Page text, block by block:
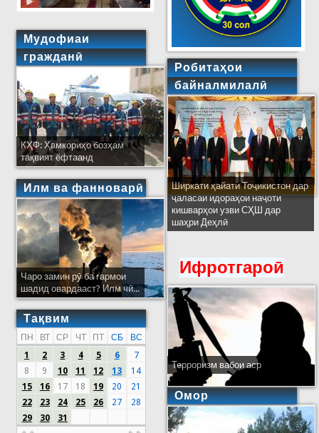
Мудофиаи
гражданӣ
КҲФ: Ҳамкориҳо бозҳам
тақвият ёфтаанд
Илм ва фанноварӣ
Чаро замин рӯ ба гармои
шадид овардааст? Илм чӣ...
Тақвим
ПН ВТ СР ЧТ ПТ СБ
ВС
1
2 3 4 5 6
7
8
9 10 11 12 13
14
15
16 17 18 19 20
21
22
23 24 25 26 27
28
29
30 31
Робитаҳои
байналмилалӣ
Ширкати ҳайати Тоҷикистон дар
ҷаласаи идораҳои наҷоти
кишварҳои узви СҲШ дар
шаҳри Деҳлӣ
Ифротгароӣ
Терроризм вабои аср
Омор